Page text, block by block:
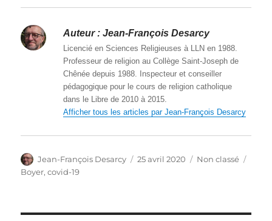
Auteur : Jean-François Desarcy
Licencié en Sciences Religieuses à LLN en 1988.
Professeur de religion au Collège Saint-Joseph de
Chênée depuis 1988. Inspecteur et conseiller
pédagogique pour le cours de religion catholique
dans le Libre de 2010 à 2015.
Afficher tous les articles par Jean-François Desarcy
Auteur
Jean-François Desarcy
Publié
25 avril 2020 Catégories
Non classé
Boyer,covid-19